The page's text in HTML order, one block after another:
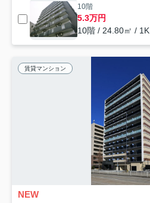
10階
5.3万円
10階 / 24.80㎡ / 1K
賃貸マンション
NEW